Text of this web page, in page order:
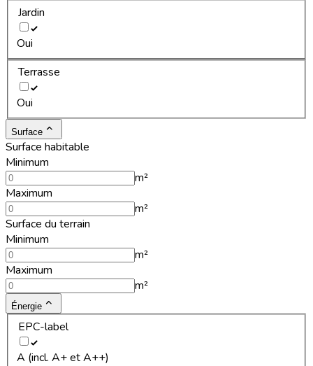
Jardin
Oui
Terrasse
Oui
Surface
Surface habitable
Minimum
m²
Maximum
m²
Surface du terrain
Minimum
m²
Maximum
m²
Énergie
EPC-label
A (incl. A+ et A++)